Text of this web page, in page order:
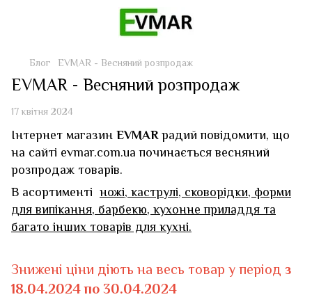
Блог EVMAR - Весняний розпродаж
EVMAR - Весняний розпродаж
17 квітня 2024
Інтернет магазин EVMARрадий повідомити, що
на сайті evmar.com.ua починається весняний
розпродаж товарів.
В асортименті ножі, каструлі, сковорідки, форми
для випікання, барбекю, кухонне приладдя та
багатоінших товарів для кухні.
Знижені ціни діють на весь товар у період з
18.04.2024 по 30.04.2024